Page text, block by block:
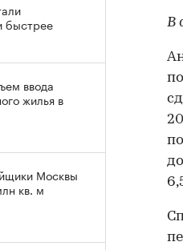
В
быстрее
ввода
жилья в
Москвы
кв. м